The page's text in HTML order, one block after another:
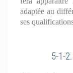
adaptée au
ses
5-1-